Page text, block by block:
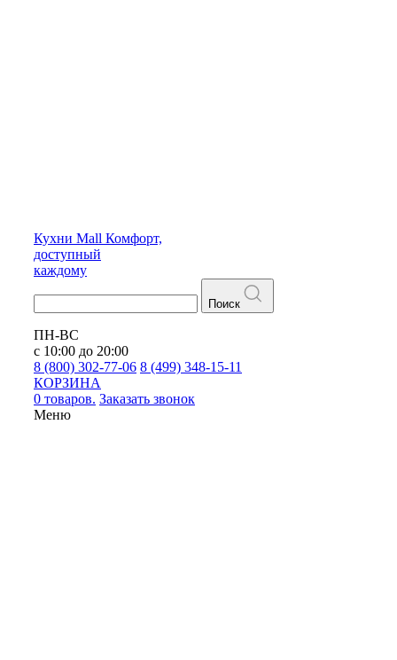
Кухни Mall Комфорт,
доступный
каждому
Поиск
ПН-ВС
с 10:00 до 20:00
8 (800) 302-77-06 8 (499) 348-15-11
КОРЗИНА
0 товаров. Заказать звонок
Меню